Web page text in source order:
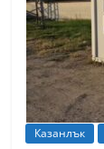
Казанлък